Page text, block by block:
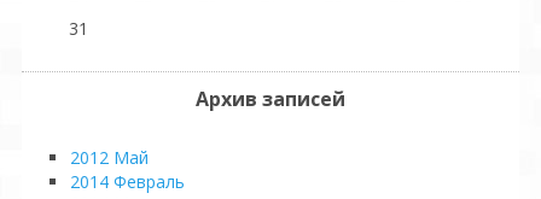
31
Архив записей
2012 Май
2014 Февраль